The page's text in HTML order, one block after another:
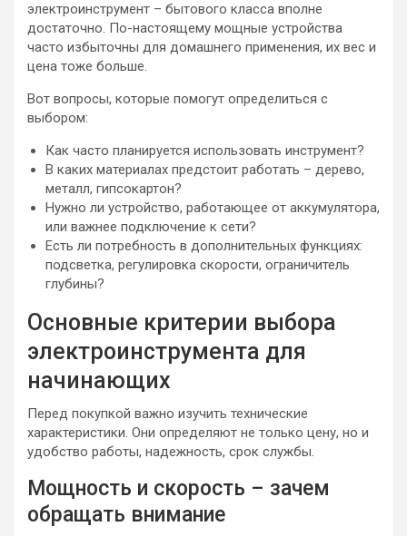
электроинструмент – бытового класса вполне
достаточно. По-настоящему мощные устройства
часто избыточны для домашнего применения, их вес и
цена тоже больше.
Вот вопросы, которые помогут определиться с
выбором:
Как часто планируется использовать инструмент?
В каких материалах предстоит работать – дерево,
металл, гипсокартон?
Нужно ли устройство, работающее от аккумулятора,
или важнее подключение к сети?
Есть ли потребность в дополнительных функциях:
подсветка, регулировка скорости, ограничитель
глубины?
Основные критерии выбора
электроинструмента для
начинающих
Перед покупкой важно изучить технические
характеристики. Они определяют не только цену, но и
удобство работы, надежность, срок службы.
Мощность и скорость – зачем
обращать внимание